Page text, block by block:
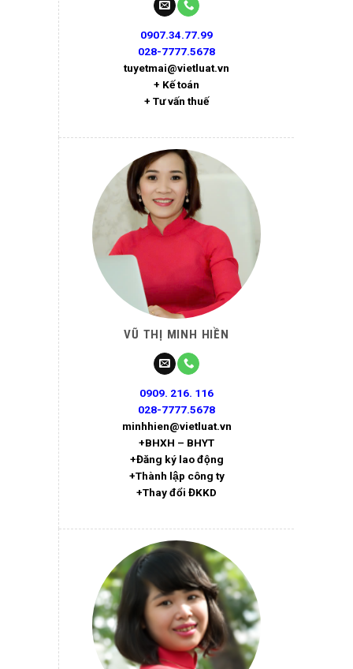
0907.34.77.99
028-7777.5678
tuyetmai@vietluat.vn
+ Kế toán
+ Tư vấn thuế
VŨ THỊ MINH HIỀN
0909. 216. 116
028-7777.5678
minhhien@vietluat.vn
+BHXH – BHYT
+Đăng ký lao động
+Thành lập công ty
+Thay đổi ĐKKD